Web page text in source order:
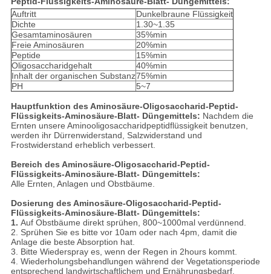
Auftritt
Dunkelbraune Flüssigkeit
Dichte
1.30~1.35
Gesamtaminosäuren
35%min
Freie Aminosäuren
20%min
Peptide
15%min
Oligosaccharidgehalt
40%min
Inhalt der organischen Substanz75%min
PH
5~7
Hauptfunktion des Aminosäure-Oligosaccharid-Peptid-
Flüssigkeits-Aminosäure-Blatt- Düngemittels: Nachdem die
Ernten unsere Aminooligosaccharidpeptidflüssigkeit benutzen,
werden ihr Dürrenwiderstand, Salzwiderstand und
Frostwiderstand erheblich verbessert.
Bereich des Aminosäure-Oligosaccharid-Peptid-
Flüssigkeits-Aminosäure-Blatt- Düngemittels:
Alle Ernten, Anlagen und Obstbäume.
Dosierung des Aminosäure-Oligosaccharid-Peptid-
Flüssigkeits-Aminosäure-Blatt- Düngemittels:
1. Auf Obstbäume direkt sprühen, 800~1000mal verdünnend.
2. Sprühen Sie es bitte vor 10am oder nach 4pm, damit die
Anlage die beste Absorption hat.
3. Bitte Wiederspray es, wenn der Regen in 2hours kommt.
4. Wiederholungsbehandlungen während der Vegetationsperiode
entsprechend landwirtschaftlichem und Ernährungsbedarf.